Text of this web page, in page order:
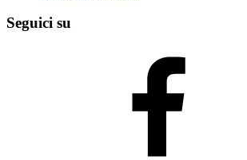
Seguici su